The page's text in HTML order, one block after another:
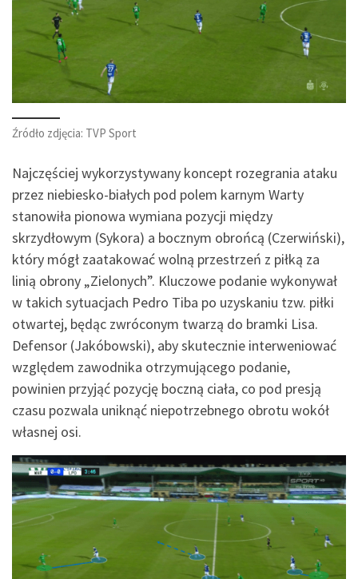
Źródło zdjęcia: TVP Sport
Najczęściej wykorzystywany koncept rozegrania ataku
przez niebiesko-białych pod polem karnym Warty
stanowiła pionowa wymiana pozycji między
skrzydłowym (Sykora) a bocznym obrońcą (Czerwiński),
który mógł zaatakować wolną przestrzeń z piłką za
linią obrony „Zielonych”. Kluczowe podanie wykonywał
w takich sytuacjach Pedro Tiba po uzyskaniu tzw. piłki
otwartej, będąc zwróconym twarzą do bramki Lisa.
Defensor (Jakóbowski), aby skutecznie interweniować
względem zawodnika otrzymującego podanie,
powinien przyjąć pozycję boczną ciała, co pod presją
czasu pozwala uniknąć niepotrzebnego obrotu wokół
własnej osi.